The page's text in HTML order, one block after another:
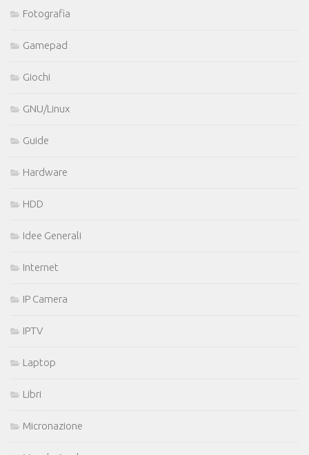
Fotografia
Gamepad
Giochi
GNU/Linux
Guide
Hardware
HDD
Idee Generali
Internet
IP Camera
IPTV
Laptop
Libri
Micronazione